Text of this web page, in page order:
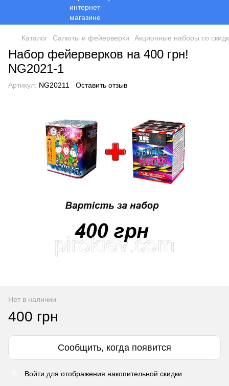
Каталог Салюты и фейерверки Акционные наборы со
Набор фейерверков на 400 грн!
NG2021-1
Артикул: NG20211 Оставить отзыв
Нет в наличии
400 грн
Сообщить, когда появится
Войти для отображения накопительной скидки